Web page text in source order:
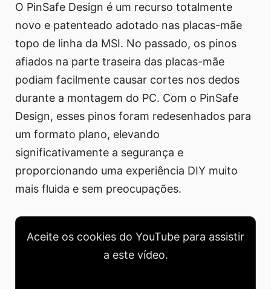
O PinSafe Design é um recurso totalmente
novo e patenteado adotado nas placas-mãe
topo de linha da MSI. No passado, os pinos
afiados na parte traseira das placas-mãe
podiam facilmente causar cortes nos dedos
durante a montagem do PC. Com o PinSafe
Design, esses pinos foram redesenhados para
um formato plano, elevando
significativamente a segurança e
proporcionando uma experiência DIY muito
mais fluida e sem preocupações.
Aceite os cookies do YouTube para assistir
a este vídeo.